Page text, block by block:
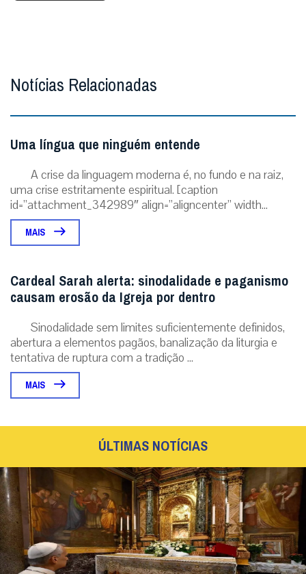
Notícias Relacionadas
Uma língua que ninguém entende
A crise da linguagem moderna é, no fundo e na raiz,
uma crise estritamente espiritual. [caption
id=”attachment_342989″ align=”aligncenter” width...
MAIS
Cardeal Sarah alerta: sinodalidade e paganismo
causam erosão da Igreja por dentro
Sinodalidade sem limites suficientemente definidos,
abertura a elementos pagãos, banalização da liturgia e
tentativa de ruptura com a tradição ...
MAIS
ÚLTIMAS NOTÍCIAS